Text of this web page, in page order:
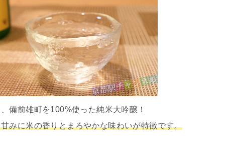
前雄町を100%使った純米大吟醸！
みに米の香りとまろやかな味わいが特徴です。